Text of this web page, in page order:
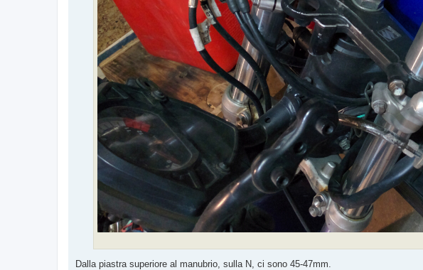
Dalla piastra superiore al manubrio, sulla N, ci sono 45-47mm.